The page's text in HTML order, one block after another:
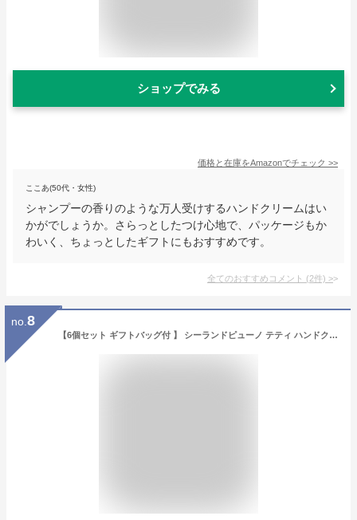
ショップでみる
価格と在庫をAmazonでチェック >>
ここあ(50代・女性)
シャンプーの香りのような万人受けするハンドクリームはい
かがでしょうか。さらっとしたつけ心地で、パッケージもか
わいく、ちょっとしたギフトにもおすすめです。
全てのおすすめコメント (2件) >
no. 8
【6個セット ギフトバッグ付 】 シーランドピューノ テティ ハンドクリーム 女性 プレゼント